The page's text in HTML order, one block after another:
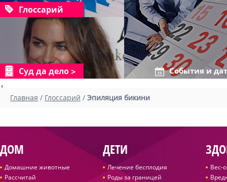
Глоссарий
Суд да дело События и
1
Главная / Глоссарий / Эпиляция бикини
ДОМ
Домашние животные
Рассчитай
ДЕТИ
Лечение бесплодия
Роды за границей
Вес-